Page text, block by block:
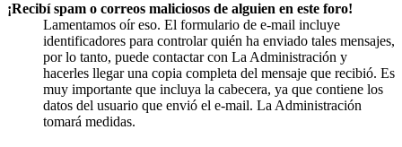
¡Recibí spam o correos maliciosos de alguien en este foro!
Lamentamos oír eso. El formulario de e-mail incluye
identificadores para controlar quién ha enviado tales mensajes,
por lo tanto, puede contactar con La Administración y
hacerles llegar una copia completa del mensaje que recibió. Es
muy importante que incluya la cabecera, ya que contiene los
datos del usuario que envió el e-mail. La Administración
tomará medidas.